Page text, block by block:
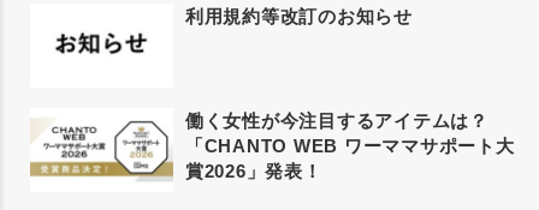
利用規約等改訂のお知らせ
働く女性が今注目するアイテムは？
「CHANTO WEB ワーママサポート大
賞2026」発表！